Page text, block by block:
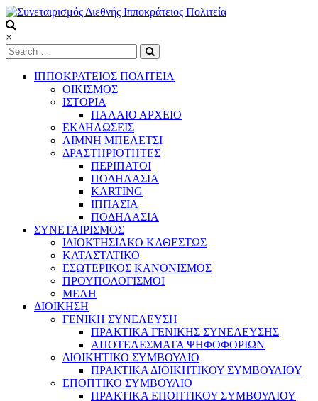
Skip
to
content
Συνεταιρισμός
Διεθνής
Ιπποκράτειος
Πολιτεία
×
ΙΠΠΟΚΡΑΤΕΙΟΣ ΠΟΛΙΤΕΙΑ
ΟΙΚΙΣΜΟΣ
ΙΣΤΟΡΙΑ
ΠΑΛΑΙΟ ΑΡΧΕΙΟ
ΕΚΔΗΛΩΣΕΙΣ
ΛΙΜΝΗ ΜΠΕΛΕΤΣΙ
ΔΡΑΣΤΗΡΙΟΤΗΤΕΣ
ΠΕΡΙΠΑΤΟΙ
ΠΟΔΗΛΑΣΙΑ
KARTING
ΙΠΠΑΣΙΑ
ΠΟΔΗΛΑΣΙΑ
ΣΥΝΕΤΑΙΡΙΣΜΟΣ
ΙΔΙΟΚΤΗΣΙΑΚΟ ΚΑΘΕΣΤΩΣ
ΚΑΤΑΣΤΑΤΙΚΟ
ΕΣΩΤΕΡΙΚΟΣ ΚΑΝΟΝΙΣΜΟΣ
ΠΡΟΥΠΟΛΟΓΙΣΜΟΙ
ΜΕΛΗ
ΔΙΟΙΚΗΣΗ
ΓΕΝΙΚΗ ΣΥΝΕΛΕΥΣΗ
ΠΡΑΚΤΙΚΑ ΓΕΝΙΚΗΣ ΣΥΝΕΛΕΥΣΗΣ
ΑΠΟΤΕΛΕΣΜΑΤΑ ΨΗΦΟΦΟΡΙΩΝ
ΔΙΟΙΚΗΤΙΚΟ ΣΥΜΒΟΥΛΙΟ
ΠΡΑΚΤΙΚΑ ΔΙΟΙΚΗΤΙΚΟΥ ΣΥΜΒΟΥΛΙΟΥ
ΕΠΟΠΤΙΚΟ ΣΥΜΒΟΥΛΙΟ
ΠΡΑΚΤΙΚΑ ΕΠΟΠΤΙΚΟΥ ΣΥΜΒΟΥΛΙΟΥ